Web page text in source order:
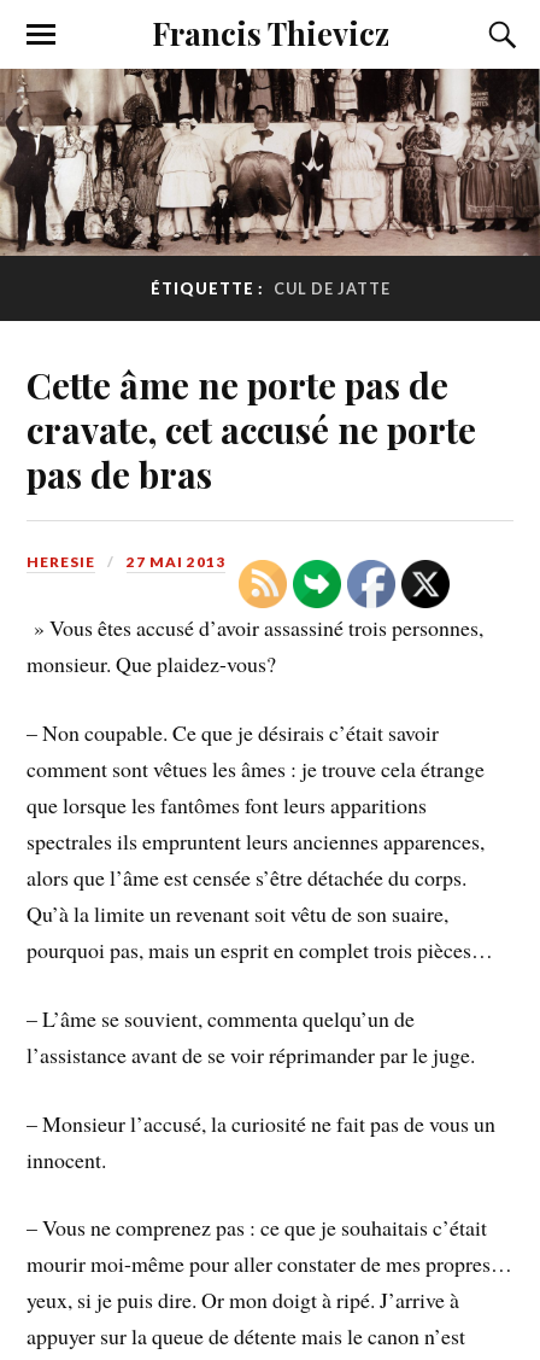
Francis Thievicz
ÉTIQUETTE : CUL DE JATTE
Cette âme ne porte pas de
cravate, cet accusé ne porte
pas de bras
HERESIE 27 MAI 2013
» Vous êtes accusé d’avoir assassiné trois personnes,
monsieur. Que plaidez-vous?
– Non coupable. Ce que je désirais c’était savoir
comment sont vêtues les âmes : je trouve cela étrange
que lorsque les fantômes font leurs apparitions
spectrales ils empruntent leurs anciennes apparences,
alors que l’âme est censée s’être détachée du corps.
Qu’à la limite un revenant soit vêtu de son suaire,
pourquoi pas, mais un esprit en complet trois pièces…
– L’âme se souvient, commenta quelqu’un de
l’assistance avant de se voir réprimander par le juge.
– Monsieur l’accusé, la curiosité ne fait pas de vous un
innocent.
– Vous ne comprenez pas : ce que je souhaitais c’était
mourir moi-même pour aller constater de mes propres…
yeux, si je puis dire. Or mon doigt à ripé. J’arrive à
appuyer sur la queue de détente mais le canon n’est